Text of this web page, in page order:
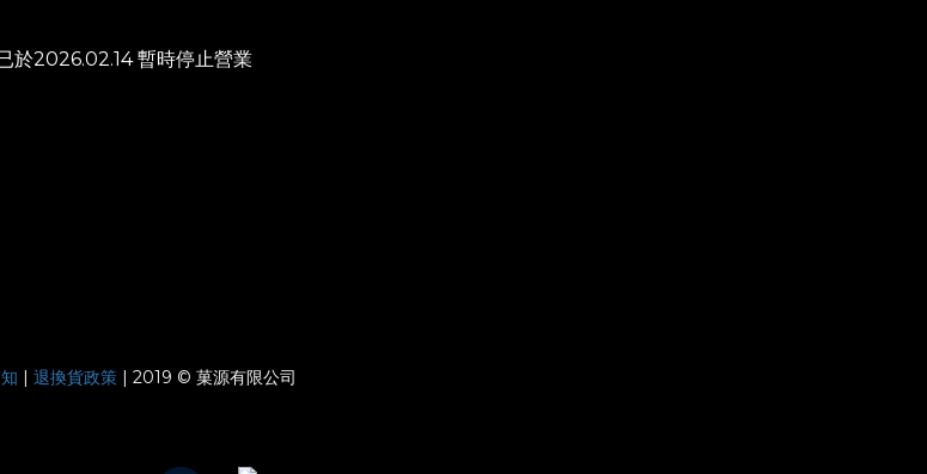
於2026.02.14 暫時停止營業
| 退換貨政策| 2019 © 菓源有限公司